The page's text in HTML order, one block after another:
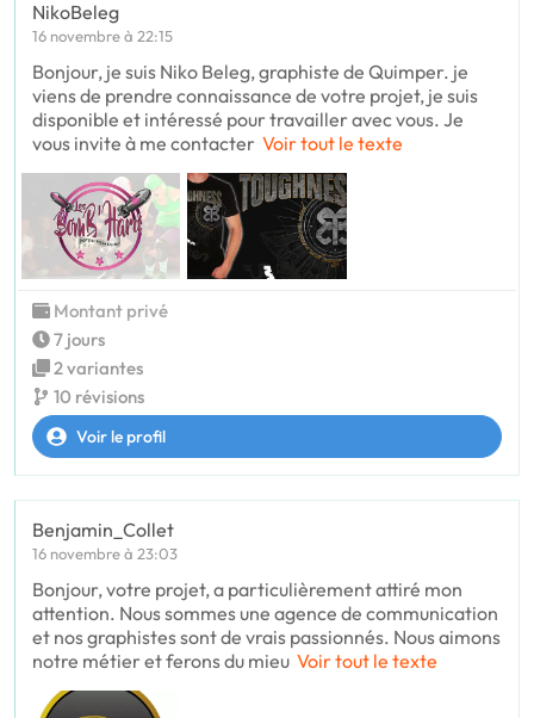
NikoBeleg
16 novembre à 22:15
Bonjour, je suis Niko Beleg, graphiste de Quimper. je
viens de prendre connaissance de votre projet, je suis
disponible et intéressé pour travailler avec vous. Je
vous invite à me contacter Voir tout le texte
Montant privé
7 jours
2 variantes
10 révisions
Voir le profil
Benjamin_Collet
16 novembre à 23:03
Bonjour, votre projet, a particulièrement attiré mon
attention. Nous sommes une agence de communication
et nos graphistes sont de vrais passionnés. Nous aimons
notre métier et ferons du mieu Voir tout le texte